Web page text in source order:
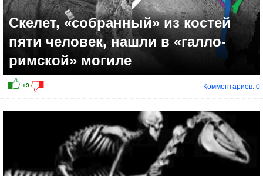
Скелет, «собранный» из костей
пяти человек, нашли в «галло-
римской» могиле
Комментариев: 0